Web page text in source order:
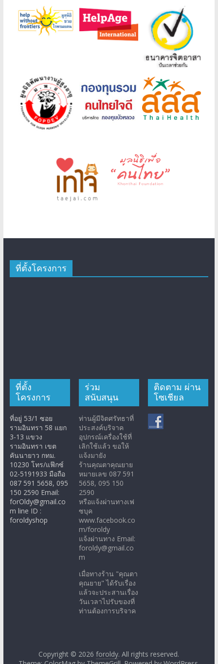
ที่ตั้งโครงการ
ที่ตั้ง
โครงการ
ที่อยู่ 53/1 ซอย
รามอินทรา 58 แยก
3-13 แขวง
รามอินทรา เขต
คันนายาว กทม.
10230 โทร/แฟ๊กซ์
02-5191933 มือถือ
087 591 5658, 095
150 2590 Email:
forOldy@gmail.co
m line ID :
foroldyshop
ร่วม
สนับสนุน
ท่านผู้มีจิตศรัทธาที่
ประสงค์บริจาค
อุปกรณ์เครื่องใช้ที่
เลิกใช้แล้ว ขอให้
แจ้งมายัง
ร้านคุณตาคุณยาย
หมายเลข 087 591
5658, 095 150
2590
หรือแจ้งผ่านทางเฟ
ซบุค
www.facebook.co
m/foroldy
แจ้งผ่านทาง Email:
foroldy@gmail.co
m
เมื่อทางร้าน "คุณตา
คุณยาย" ได้รับเรื่อง
แล้วจะประสานเรื่อง
วันเวลาไปรับของที่
ท่านต้องการบริจาค
ติดตาม ผ่าน
โซเชียล
Copyright © 2026foroldy. All rights reserved.